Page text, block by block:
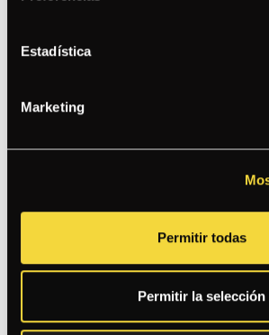
Estadística
Marketing
Permitir todas
Permitir la selección
PECHUGA DE POLLO BROSTER CON
TOMATE
CHICHARRÓN DE POLLO BBQ,
LECHUGA, PALTA, TOMATE, HUEVO,
CHAMPIÑONES, POLLO, VINAGRETA